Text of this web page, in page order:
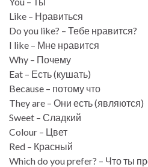
Like – Нравиться
Do you like? – Тебе нравится?
I like – Мне нравится
Why – Почему
Eat – Есть (кушать)
Because – потому что
They are – Они есть (являются)
Sweet – Сладкий
Colour – Цвет
Red – Красный
Which do you prefer? – Что ты